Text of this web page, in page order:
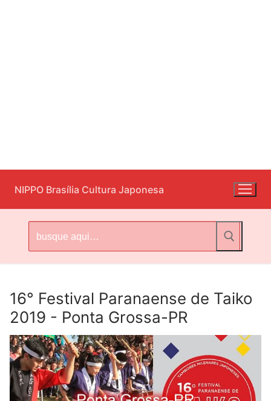
para
o
conteúdo
NIPPO Brasília Cultura Japonesa
por:
16° Festival Paranaense de Taiko
2019 - Ponta Grossa-PR